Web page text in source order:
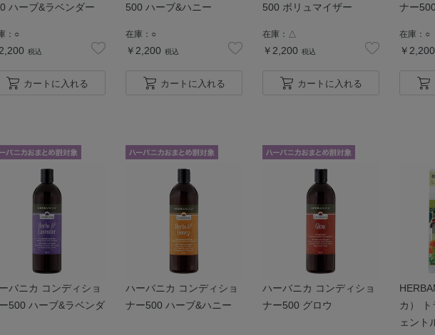
ハーブ&ラベンダー
： ○
税込
カートに入れる
500 ハーブ&ハニー
在庫： ○
￥2,200 税込
カートに入れる
500 ボリュマイザー
在庫： △
￥2,200 税込
カートに入れる
ナー
在庫： ○
￥2,200
バニカ コンディショ
500 ハーブ&ラベンダ
ハーバニカ コンディショ
ナー500 ハーブ&ハニー
ハーバニカ コンディショ
ナー500 グロウ
カ）
ェント